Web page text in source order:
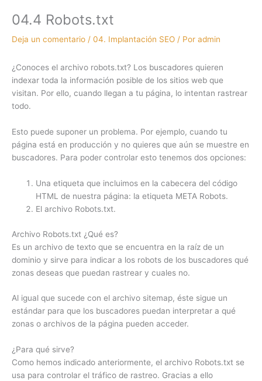
04.4 Robots.txt
Deja un comentario / 04. Implantación SEO / Por admin
¿Conoces el archivo robots.txt? Los buscadores quieren
indexar toda la información posible de los sitios web que
visitan. Por ello, cuando llegan a tu página, lo intentan rastrear
todo.
Esto puede suponer un problema. Por ejemplo, cuando tu
página está en producción y no quieres que aún se muestre en
buscadores. Para poder controlar esto tenemos dos opciones:
Una etiqueta que incluimos en la cabecera del código
HTML de nuestra página: la etiqueta META Robots.
El archivo Robots.txt.
Archivo Robots.txt ¿Qué es?
Es un archivo de texto que se encuentra en la raíz de un
dominio y sirve para indicar a los robots de los buscadores qué
zonas deseas que puedan rastrear y cuales no.
Al igual que sucede con el archivo sitemap, éste sigue un
estándar para que los buscadores puedan interpretar a qué
zonas o archivos de la página pueden acceder.
¿Para qué sirve?
Como hemos indicado anteriormente, el archivo Robots.txt se
usa para controlar el tráfico de rastreo. Gracias a ello